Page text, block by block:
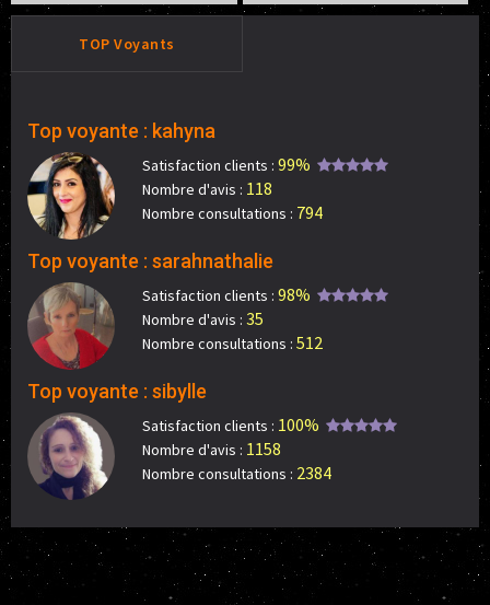
TOP Voyants
Top voyante : kahyna
Satisfaction clients : 99%
Nombre d'avis : 118
Nombre consultations : 794
Top voyante : sarahnathalie
Satisfaction clients : 98%
Nombre d'avis : 35
Nombre consultations : 512
Top voyante : sibylle
Satisfaction clients : 100%
Nombre d'avis : 1158
Nombre consultations : 2384